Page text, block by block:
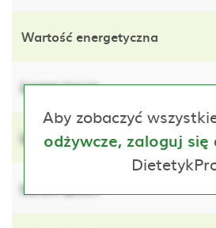
Wartość energetyczna
Lorem ipsum
Lorem ipsum
Lorem ipsum
Aby zobaczyć
odżywcze, zaloguj się